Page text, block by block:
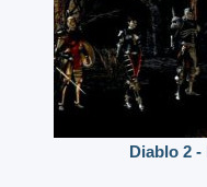
Diablo 2